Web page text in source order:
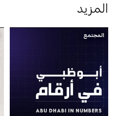
المزيد
المجتمع